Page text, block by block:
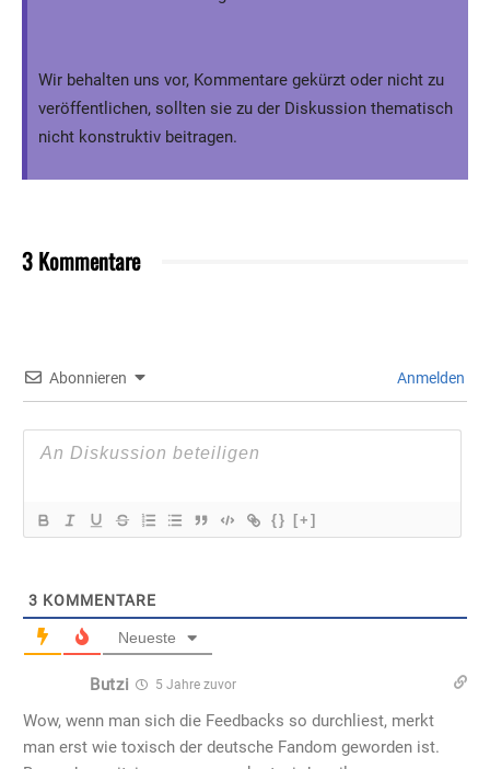
Wir behalten uns vor, Kommentare gekürzt oder nicht zu
veröffentlichen, sollten sie zu der Diskussion thematisch
nicht konstruktiv beitragen.
3 Kommentare
Abonnieren Anmelden
{} [+]
3 KOMMENTARE
Neueste
Butzi 5 Jahre zuvor
Wow, wenn man sich die Feedbacks so durchliest, merkt
man erst wie toxisch der deutsche Fandom geworden ist.